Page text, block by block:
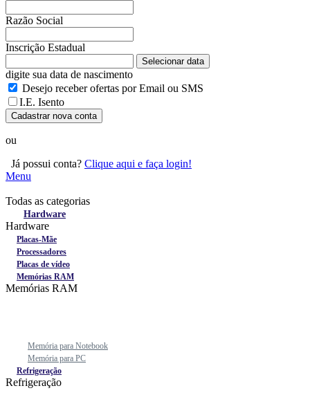
Razão Social
Inscrição Estadual
Selecionar data
digite sua data de nascimento
Desejo receber ofertas por Email ou SMS
I.E. Isento
Cadastrar nova conta
ou
Já possui conta? Clique aqui e faça login!
Menu
Todas as categorias
Hardware
Hardware
Placas-Mãe
Processadores
Placas de vídeo
Memórias RAM
Memórias RAM
Memória para Notebook
Memória para PC
Refrigeração
Refrigeração